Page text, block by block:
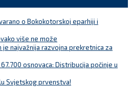
o Bokokotorskoj eparhiji i
više ne može
je najvažnija razvojna prekretnica za
osnovaca: Distribucija počinje u
Svjetskog prvenstva!